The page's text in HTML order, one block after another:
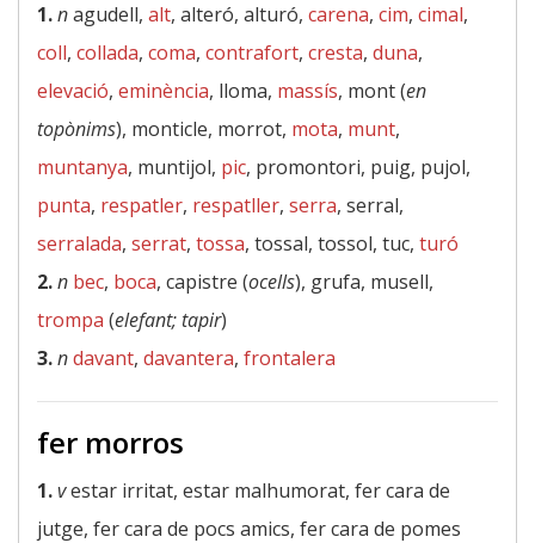
1.nagudell, alt, alteró, alturó, carena, cim, cimal,
coll, collada, coma, contrafort, cresta, duna,
elevació, eminència, lloma, massís, mont (en
topònims), monticle, morrot, mota, munt,
muntanya, muntijol, pic, promontori, puig, pujol,
punta, respatler, respatller, serra, serral,
serralada, serrat, tossa, tossal, tossol, tuc, turó
2.n bec, boca, capistre (ocells), grufa, musell,
trompa (elefant; tapir)
3.ndavant, davantera, frontalera
fer morros
1.vestar irritat, estar malhumorat, fer cara de
jutge, fer cara de pocs amics, fer cara de pomes